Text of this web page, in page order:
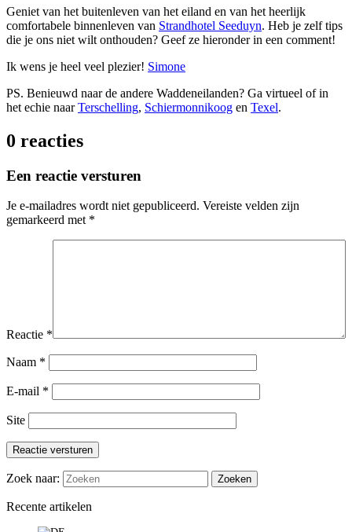
Geniet van het buitenleven van het eiland en van het heerlijk
comfortabele binnenleven van Strandhotel Seeduyn. Heb je zelf tips
die je ons niet wilt onthouden? Geef ze hieronder in een comment!
Ik wens je heel veel plezier! Simone
PS. Benieuwd naar de andere Waddeneilanden? Ga virtueel of in
het echie naarTerschelling, Schiermonnikoog en Texel.
0 reacties
Een reactie versturen
Je e-mailadres wordt niet gepubliceerd. Vereiste velden zijn
gemarkeerd met *
Reactie *
Naam *
E-mail *
Site
Reactie versturen
Zoek naar:
Recente artikelen